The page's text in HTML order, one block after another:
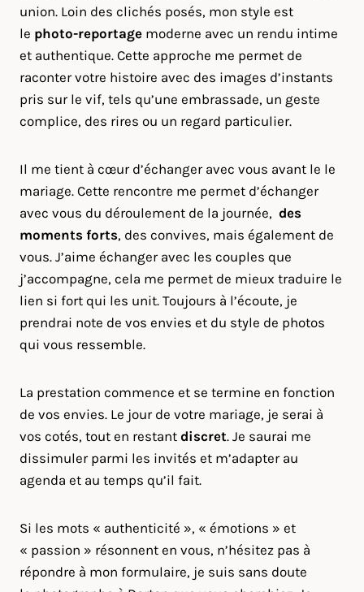
union. Loin des clichés posés, mon style est
le photo-reportage moderne avec un rendu intime
et authentique. Cette approche me permet de
raconter votre histoire avec des images d’instants
pris sur le vif, tels qu’une embrassade, un geste
complice, des rires ou un regard particulier.
Il me tient à cœur d’échanger avec vous avant le le
mariage. Cette rencontre me permet d’échanger
avec vous du déroulement de la journée, des
moments forts, des convives, mais également de
vous. J’aime échanger avec les couples que
j’accompagne, cela me permet de mieux traduire le
lien si fort qui les unit. Toujours à l’écoute, je
prendrai note de vos envies et du style de photos
qui vous ressemble.
La prestation commence et se termine en fonction
de vos envies. Le jour de votre mariage, je serai à
vos cotés, tout en restant discret. Je saurai me
dissimuler parmi les invités et m’adapter au
agenda et au temps qu’il fait.
Si les mots « authenticité », « émotions » et
« passion » résonnent en vous, n’hésitez pas à
répondre à mon formulaire, je suis sans doute